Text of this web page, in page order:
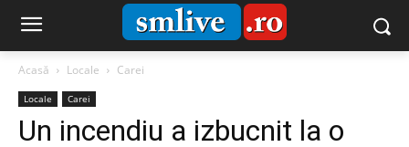
Acasă Locale Carei
Locale Carei
Un incendiu a izbucnit la o